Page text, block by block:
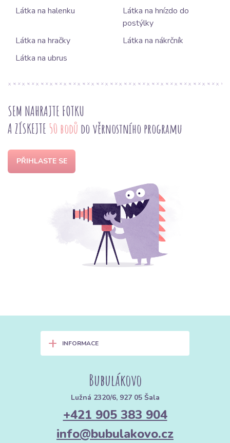
Látka na halenku
Látka na hnízdo do
postýlky
Látka na hračky
Látka na nákrčník
Látka na ubrus
SEM NAHRAJTE FOTKU
A ZÍSKEJTE 50 bodů do věrnostního programu
PŘIHLASTE SE
+ INFORMACE
Bubulákovo
Lužná 2320/6, 927 05 Šala
+421 905 383 904
info@bubulakovo.cz